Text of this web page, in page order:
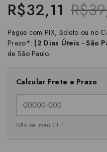
R$32,11
Pague com PIX, Boleto ou no
Prazo*: (2 Dias Úteis - São
de São Paulo.
Calcular Frete e Prazo
Não sei meu CEP